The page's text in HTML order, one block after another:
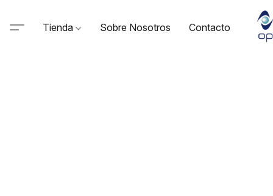
Tienda Sobre Nosotros Contacto